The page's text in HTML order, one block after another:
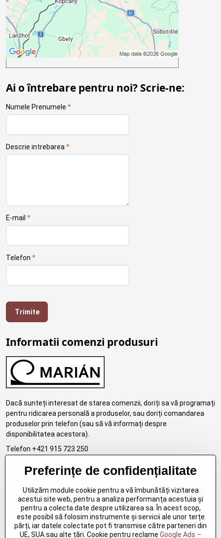
Accept- cookie type: Funcțional
Deschideți conținutul într-o fereastră nouă
Ai o întrebare pentru noi? Scrie-ne:
Numele Prenumele *
Descrie intrebarea *
E-mail *
Telefon *
Trimite
Informatii comenzi produsuri
Dacă sunteți interesat de starea comenzii, doriți sa vă programați
pentru ridicarea personală a produselor, sau doriți comandarea
produselor prin telefon (sau să vă informați despre
disponibilitatea acestora).
Telefon +421 915 723 250
Livrare in România
Preferințe de confidențialitate
Utilizăm module cookie pentru a vă îmbunătăți vizitarea
acestui site web, pentru a analiza performanța acestuia și
pentru a colecta date despre utilizarea sa. În acest scop,
este posibil să folosim instrumente și servicii ale unor terțe
părți, iar datele colectate pot fi transmise către parteneri din
UE, SUA sau alte țări. Cookie pentru reclame Google Ads –